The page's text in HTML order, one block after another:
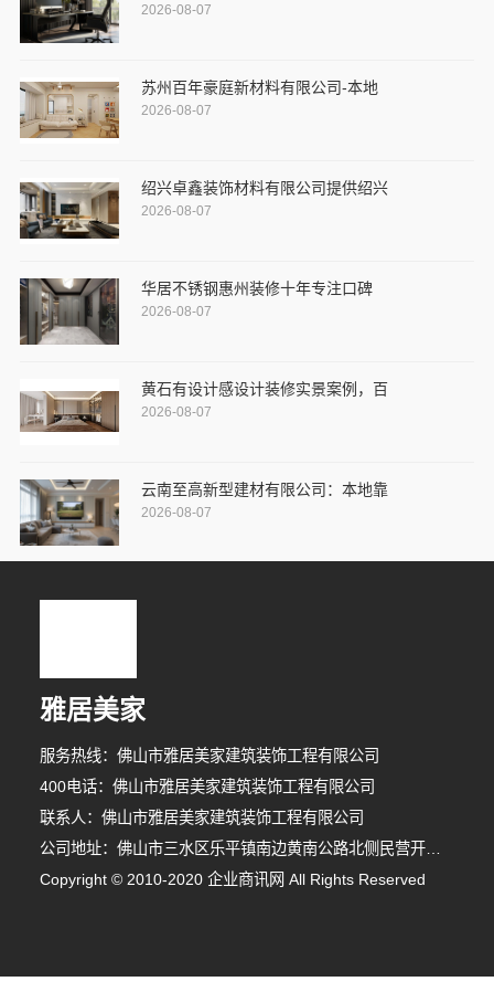
2026-08-07
苏州百年豪庭新材料有限公司-本地
2026-08-07
绍兴卓鑫装饰材料有限公司提供绍兴
2026-08-07
华居不锈钢惠州装修十年专注口碑
2026-08-07
黄石有设计感设计装修实景案例，百
2026-08-07
云南至高新型建材有限公司：本地靠
2026-08-07
雅居美家
服务热线：佛山市雅居美家建筑装饰工程有限公司
400电话：佛山市雅居美家建筑装饰工程有限公司
联系人：佛山市雅居美家建筑装饰工程有限公司
公司地址：佛山市三水区乐平镇南边黄南公路北侧民营开发区F1之二
Copyright © 2010-2020 企业商讯网 All Rights Reserved
1分钟前 刘小姐 正在咨询